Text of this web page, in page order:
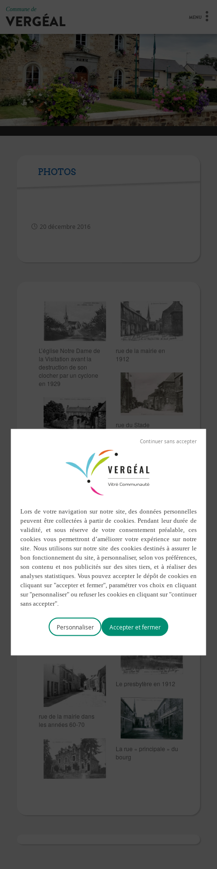
Commune de
VERGÉAL MENU
PHOTOS
20 décembre 2016
L’église Notre Dame de
la Visitation avant la
destruction de son
clocher par un cyclone
en 1929
Vue aérienne du bourg
en 1950
rue de la mairie dans
les années 60-70
rue de la mairie en
1912
rue du Stade
rue des Manoirs
rue de la Fontaine
Le manoir d’Houzillé
Le presbytère en 1912
La rue « principale » du
bourg
Personnaliser